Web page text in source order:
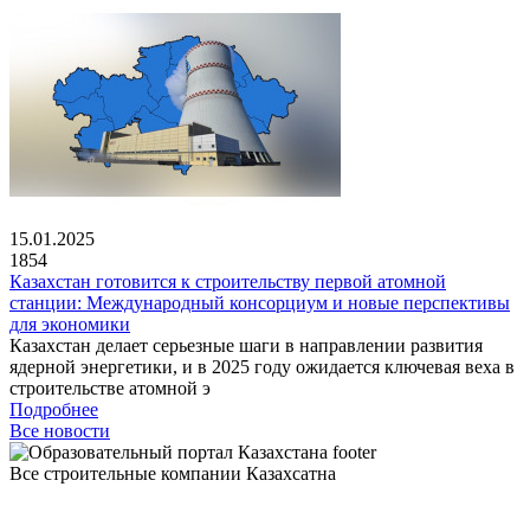
15.01.2025
1854
Казахстан готовится к строительству первой атомной
станции: Международный консорциум и новые перспективы
для экономики
Казахстан делает серьезные шаги в направлении развития
ядерной энергетики, и в 2025 году ожидается ключевая веха в
строительстве атомной э
Подробнее
Все новости
Все строительные компании Казахсатна